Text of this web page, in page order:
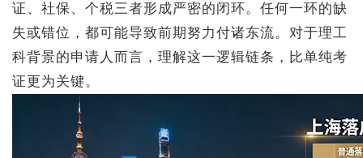
证、社保、个税三者形成严密的闭环。任何一环的缺
失或错位，都可能导致前期努力付诸东流。对于理工
科背景的申请人而言，理解这一逻辑链条，比单纯考
证更为关键。